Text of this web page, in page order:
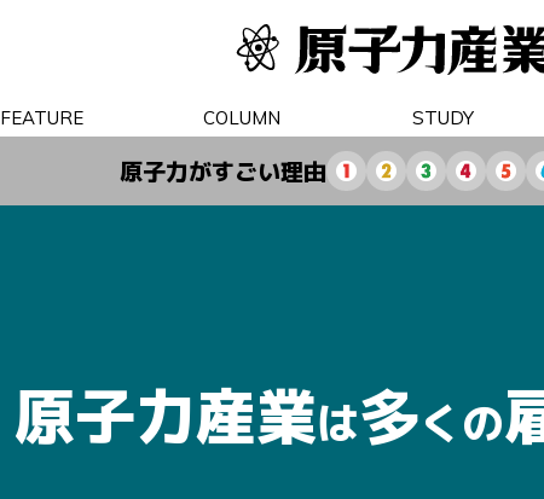
FEATURE COLUMN STUDY
原子力がすごい理由
原子力産業は多くの